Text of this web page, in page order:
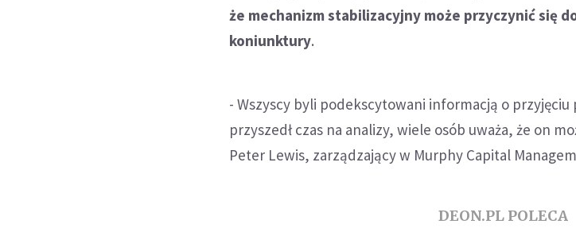
że mechanizm stabilizacyjny może przyczynić się
koniunktury.
- Wszyscy byli podekscytowani informacją o
przyszedł czas na analizy, wiele osób uważa, że on
Peter Lewis, zarządzający w Murphy Capital
DEON.PL POLECA